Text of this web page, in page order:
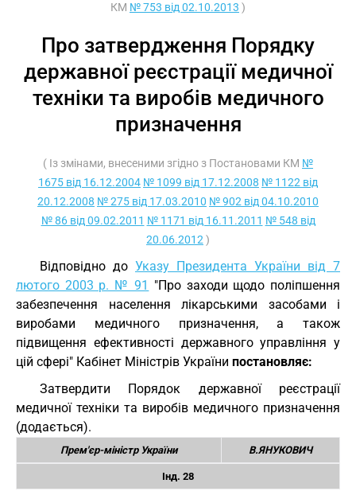
КМ № 753 від 02.10.2013 )
Про затвердження Порядку
державної реєстрації медичної
техніки та виробів медичного
призначення
( Із змінами, внесеними згідно з Постановами КМ №
1675 від 16.12.2004 № 1099 від 17.12.2008 № 1122 від
20.12.2008 № 275 від 17.03.2010 № 902 від 04.10.2010
№ 86 від 09.02.2011 № 1171 від 16.11.2011 № 548 від
20.06.2012 )
Відповідно до Указу Президента України від 7
лютого 2003 р. № 91 "Про заходи щодо поліпшення
забезпечення населення лікарськими засобами і
виробами медичного призначення, а також
підвищення ефективності державного управління у
цій сфері" Кабінет Міністрів України постановляє:
Затвердити Порядок державної реєстрації
медичної техніки та виробів медичного призначення
(додається).
Прем'єр-міністр України В.ЯНУКОВИЧ
Інд. 28